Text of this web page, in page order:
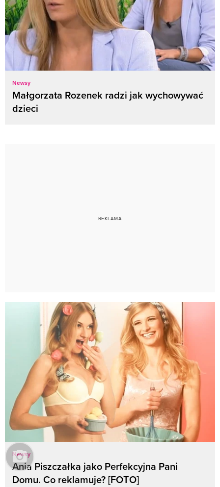
Newsy
Małgorzata Rozenek radzi jak wychowywać
dzieci
Newsy
Ania Piszczałka jako Perfekcyjna Pani
Domu. Co reklamuje? [FOTO]